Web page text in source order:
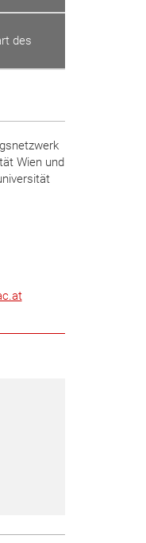
des
Wien und